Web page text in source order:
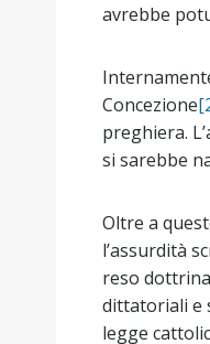
avrebbe
Concezione
preghiera.
si sarebbe
Oltre a
l’assurdità
reso
dittatoriali e
legge